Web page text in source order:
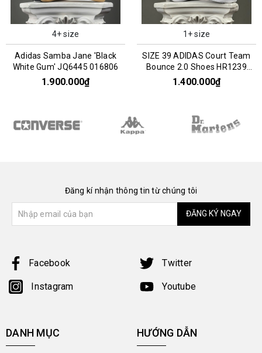
4+ size
Adidas Samba Jane 'Black
White Gum' JQ6445 016806
1.900.000₫
1+ size
SIZE 39 ADIDAS Court Team
Bounce 2.0 Shoes HR1239
075005
1.400.000₫
Đăng kí nhận thông tin từ chúng tôi
ĐĂNG KÝ NGAY
Facebook Twitter
Instagram Youtube
DANH MỤC HƯỚNG DẪN